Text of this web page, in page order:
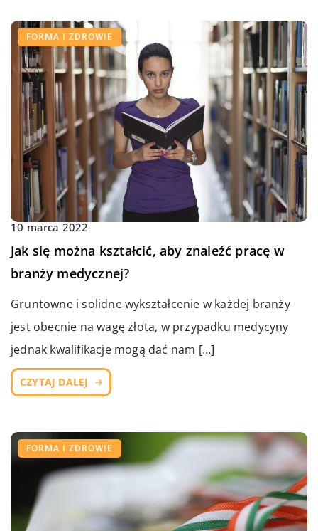
FORMA I ZDROWIE
10 marca 2022
Jak się można kształcić, aby znaleźć pracę w
branży medycznej?
Gruntowne i solidne wykształcenie w każdej branży
jest obecnie na wagę złota, w przypadku medycyny
jednak kwalifikacje mogą dać nam […]
CZYTAJ DALEJ
FORMA I ZDROWIE